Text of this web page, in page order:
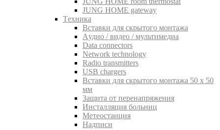
JUNG HOME gateway
Tехника
Вставки для скрытого монтажа
Aудио / видео / мультимедиа
Data connectors
Network technology
Radio transmitters
USB chargers
Вставки для скрытого монтажа 50 x 50
мм
Защита от перенапряжения
Инсталляция больниц
Метеостанция
Надписи